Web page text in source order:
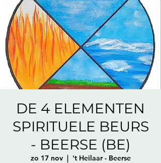
DE 4 ELEMENTEN
SPIRITUELE BEURS
- BEERSE (BE)
zo 17 nov
  |
't Heilaar - Beerse